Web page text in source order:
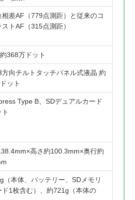
相差AF（779点測距）と従来のコ
ストAF（315点測距）
368万ドット
方向チルトタッチパネル式液晶 約
ット
Type B、SDデュアルカード
高さ約100.3mm×奥行約
（本体、バッテリー、SDメモリ
ド1枚含む）、約721g（本体の